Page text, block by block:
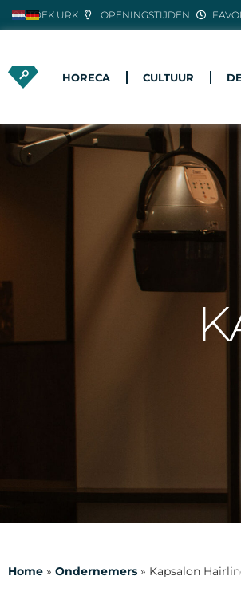
ONTDEK URK OPENINGSTIJDEN
HORECA CULTUUR
Home » Ondernemers » Kapsalon